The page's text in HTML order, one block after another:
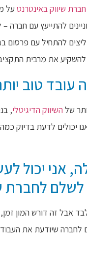
חברת שיווק באינטרנט על
להתייעץ עם חברה
להתחיל עם פרסום
את מרבית
עובד טוב
של השיווק הדיגיטלי,
יכולים לדעת בדיוק
אני יכול
לשלם לחברת
אבל זה דורש המון
שיודעת את